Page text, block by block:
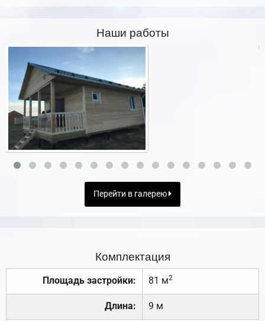
Наши работы
Перейти в галерею
Комплектация
Площадь застройки: 81 м2
Длина: 9 м